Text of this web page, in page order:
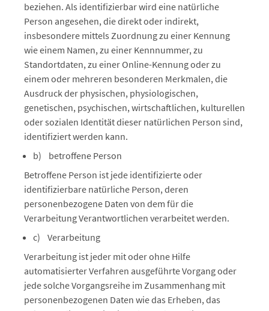
beziehen. Als identifizierbar wird eine natürliche
Person angesehen, die direkt oder indirekt,
insbesondere mittels Zuordnung zu einer Kennung
wie einem Namen, zu einer Kennnummer, zu
Standortdaten, zu einer Online-Kennung oder zu
einem oder mehreren besonderen Merkmalen, die
Ausdruck der physischen, physiologischen,
genetischen, psychischen, wirtschaftlichen, kulturellen
oder sozialen Identität dieser natürlichen Person sind,
identifiziert werden kann.
b) betroffene Person
Betroffene Person ist jede identifizierte oder
identifizierbare natürliche Person, deren
personenbezogene Daten von dem für die
Verarbeitung Verantwortlichen verarbeitet werden.
c) Verarbeitung
Verarbeitung ist jeder mit oder ohne Hilfe
automatisierter Verfahren ausgeführte Vorgang oder
jede solche Vorgangsreihe im Zusammenhang mit
personenbezogenen Daten wie das Erheben, das